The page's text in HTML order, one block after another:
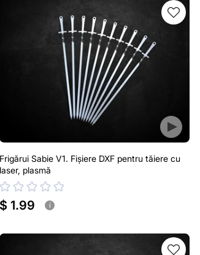
Frigărui Sabie V1. Fișiere DXF pentru tăiere cu
laser, plasmă
$ 1.99 i